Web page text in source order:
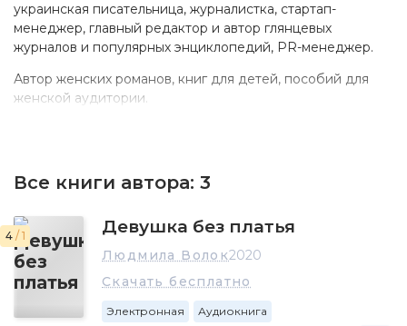
украинская писательница, журналистка, стартап-
менеджер, главный редактор и автор глянцевых
журналов и популярных энциклопедий, PR-менеджер.
Автор женских романов, книг для детей, пособий для
женской аудитории.
Все книги автора: 3
4 / 1 Девушка без платья
Людмила Волок2020
Скачать бесплатно
Электронная Аудиокнига